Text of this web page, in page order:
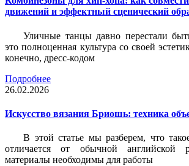
движений и эффектный сценический
Уличные танцы давно перестали
это полноценная культура со своей
конечно, дресс-кодом
Подробнее
26.02.2026
Искусство вязания Бриошь: техника
В этой статье мы разберем, что
отличается от обычной английской
материалы необходимы для работы